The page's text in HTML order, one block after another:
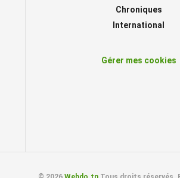
Chroniques
International
Gérer mes cookies